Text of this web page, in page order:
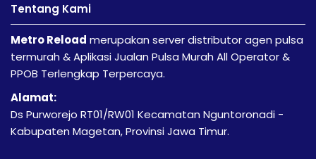
Tentang Kami
Metro Reload merupakan server distributor agen pulsa
termurah & Aplikasi Jualan Pulsa Murah All Operator &
PPOB Terlengkap Terpercaya.
Alamat:
Ds Purworejo RT01/RW01 Kecamatan Nguntoronadi -
Kabupaten Magetan, Provinsi Jawa Timur.